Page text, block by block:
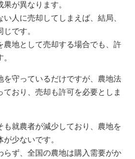
が異なります。
人に売却してしまえば、結局、
です。
農地として売却する場合でも、許
を守っているだけですが、農地法
ており、売却も許可を必要としま
も就農者が減少しており、農地を
少ないです。
らず、全国の農地は購入需要がか